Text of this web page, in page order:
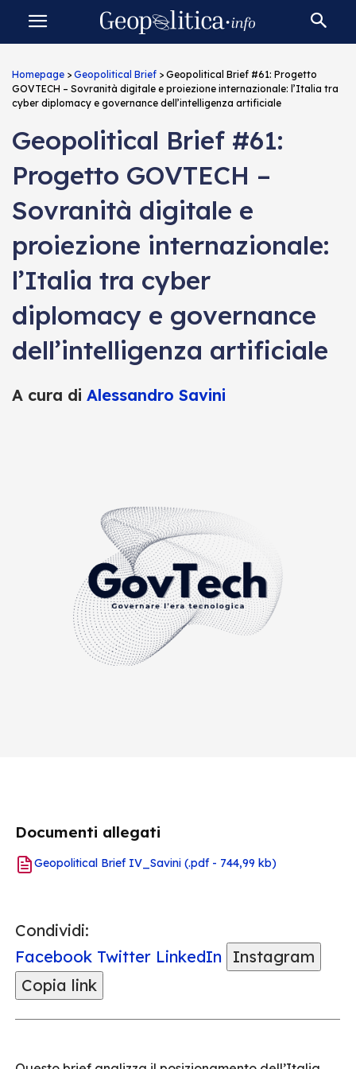
Homepage > Geopolitical Brief > Geopolitical Brief #61: Progetto
GOVTECH – Sovranità digitale e proiezione internazionale: l’Italia tra
cyber diplomacy e governance dell’intelligenza artificiale
Geopolitical Brief #61:
Progetto GOVTECH –
Sovranità digitale e
proiezione internazionale:
l’Italia tra cyber
diplomacy e governance
dell’intelligenza artificiale
A cura di Alessandro Savini
Documenti allegati
Geopolitical Brief IV_Savini (.pdf - 744,99 kb)
Condividi:
Facebook Twitter LinkedIn
Instagram
Copia link